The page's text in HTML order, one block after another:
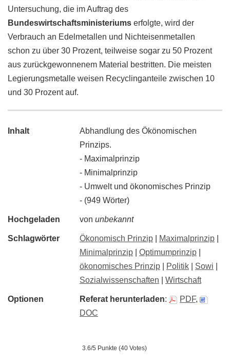
Untersuchung, die im Auftrag des
Bundeswirtschaftsministeriums erfolgte, wird der
Verbrauch an Edelmetallen und Nichteisenmetallen
schon zu über 30 Prozent, teilweise sogar zu 50 Prozent
aus zurückgewonnenem Material bestritten. Die meisten
Legierungsmetalle weisen Recyclinganteile zwischen 10
und 30 Prozent auf.
Inhalt
Abhandlung des Ökönomischen
Prinzips.
- Maximalprinzip
- Minimalprinzip
- Umwelt und ökonomisches Prinzip
- (949 Wörter)
Hochgeladen von unbekannt
Schlagwörter Ökonomisch Prinzip Maximalprinzip
Minimalprinzip
Optimumprinzip
ökonomisches Prinzip
Politik Sowi
Sozialwissenschaften
Wirtschaft
Optionen Referat herunterladen: PDF,
DOC
3.6/5 Punkte (40 Votes)